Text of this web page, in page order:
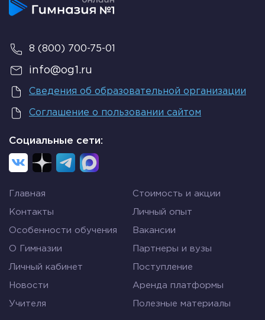
8 (800) 700-75-01
info@og1.ru
Сведения об образовательной организации
Соглашение о пользовании сайтом
Социальные сети:
Главная Стоимость и акции
Контакты Личный опыт
Особенности обучения Вакансии
О Гимназии Партнеры и вузы
Личный кабинет Поступление
Новости Аренда платформы
Учителя Полезные материалы